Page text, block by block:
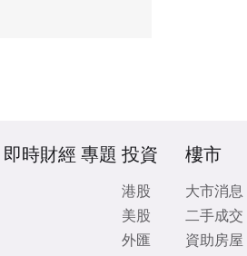
即時財經 專題 投資
港股
美股
外匯
樓市
大市消息
二手成交
資助房屋